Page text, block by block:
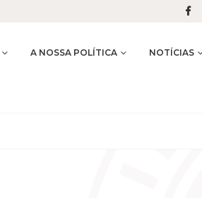
A NOSSA POLÍTICA NOTÍCIAS